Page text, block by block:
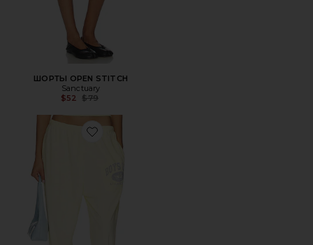
ШОРТЫ OPEN STITCH
Sanctuary
$52
Previous price:
$79
Favorite СПОРТИВНЫЕ БРЮКИ ATHLETIC DEPTS V3